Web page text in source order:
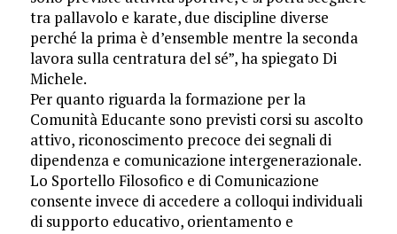
tra pallavolo e karate, due discipline diverse
perché la prima è d’ensemble mentre la seconda
lavora sulla centratura del sé”, ha spiegato Di
Michele.
Per quanto riguarda la formazione per la
Comunità Educante sono previsti corsi su ascolto
attivo, riconoscimento precoce dei segnali di
dipendenza e comunicazione intergenerazionale.
Lo Sportello Filosofico e di Comunicazione
consente invece di accedere a colloqui individuali
di supporto educativo, orientamento e